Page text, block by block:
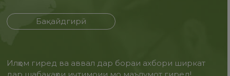
Бақайдгирӣ
Илҳом гиред ва аввал дар бораи ахбори ширкат